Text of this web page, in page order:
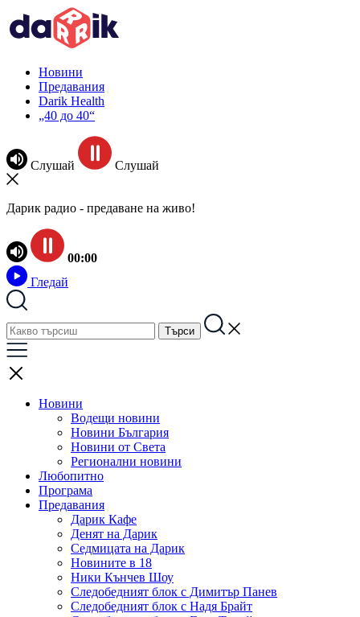
Новини
Предавания
Darik Health
„40 до 40“
Слушай Слушай
Дарик радио - предаване на живо!
00:00
Гледай
Новини
Водещи новини
Новини България
Новини от Света
Регионални новини
Любопитно
Програма
Предавания
Дарик Кафе
Денят на Дарик
Седмицата на Дарик
Новините в 18
Ники Кънчев Шоу
Следобедният блок с Димитър Панев
Следобедният блок с Надя Брайт